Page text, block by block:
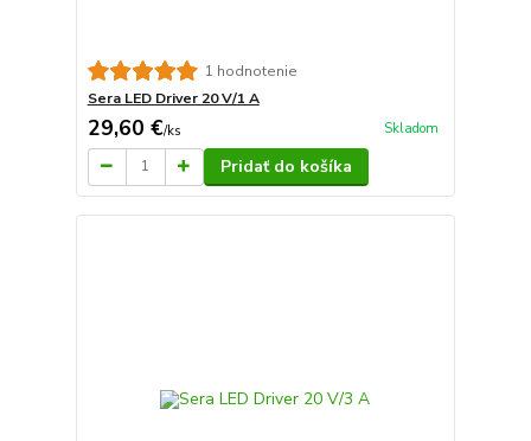
1 hodnotenie
Sera LED Driver 20 V/1 A
29,60 €/ks Skladom
Pridať do košíka